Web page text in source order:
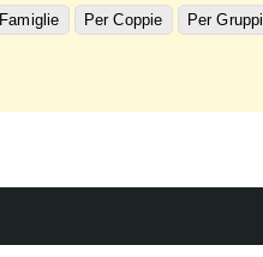
Per Coppie Per Gruppi